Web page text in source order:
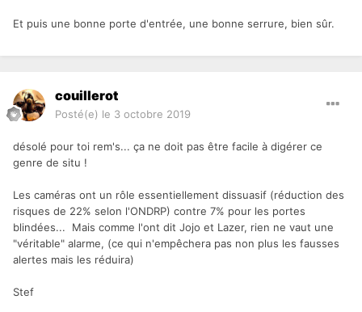
Et puis une bonne porte d'entrée, une bonne serrure, bien sûr.
couillerot
Posté(e) le 3 octobre 2019
désolé pour toi rem's... ça ne doit pas être facile à digérer ce
genre de situ !
Les caméras ont un rôle essentiellement dissuasif (réduction des
risques de 22% selon l'ONDRP) contre 7% pour les portes
blindées... Mais comme l'ont dit Jojo et Lazer, rien ne vaut une
"véritable" alarme, (ce qui n'empêchera pas non plus les fausses
alertes mais les réduira)
Stef